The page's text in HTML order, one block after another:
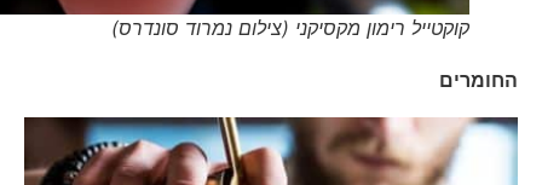
קוקטייל רימון מקסיקני (צילום נמרוד סונדרס)
החומרים